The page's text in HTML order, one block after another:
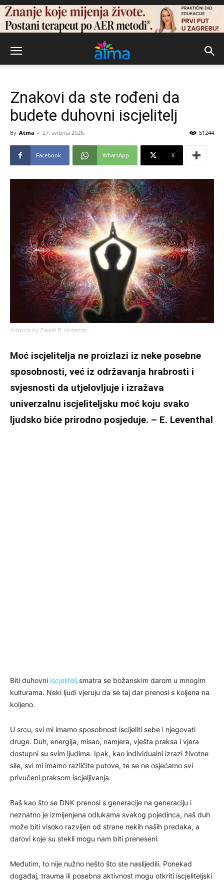
Znakovi da ste rođeni da
budete duhovni iscjelitelj
By Atma - 27. svibnja 2026. 51244
Facebook WhatsApp X
Artwork by Daniel B. Holeman
Moć iscjelitelja ne proizlazi iz neke posebne
sposobnosti, već iz održavanja hrabrosti i
svjesnosti da utjelovljuje i izražava
univerzalnu iscjeliteljsku moć koju svako
ljudsko biće prirodno posjeduje. – E. Leventhal
Biti duhovni iscjelitelj smatra se božanskim darom u mnogim
kulturama. Neki ljudi vjeruju da se taj dar prenosi s koljena na
koljeno.
U srcu, svi mi imamo sposobnost iscijeliti sebe i njegovati
druge. Duh, energija, misao, namjera, vješta praksa i vjera
dostupni su svim ljudima. Ipak, kao individualni izrazi životne
sile, svi mi imamo različite putove, te se ne osjećamo svi
privučeni praksom iscjeljivanja.
Baš kao što se DNK prenosi s generacije na generaciju i
neznatno je izmijenjena odlukama svakog pojedinca, naš duh
može biti visoko razvijen od strane nekih naših predaka, a
darovi koje su stekli mogu nam biti preneseni.
Međutim, to nije nužno nešto što ste naslijedili. Ponekad
događaj, trauma ili posebna aktivnost mogu otkriti iscjeliteljski